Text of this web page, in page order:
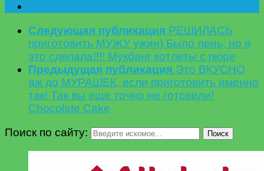
Следующая публикация РЕШИЛАСЬ
приготовить МУЖУ ужин) Было лень, но я
это сделала!!!! Мукбанг котлеты с пюре
Предыдущая публикация Это ВКУСНО
аж до МУРАШЕК, если приготовить именно
так! Так вы еще точно не готовили!
Chocolate Cake
Поиск по сайту:
Поиск